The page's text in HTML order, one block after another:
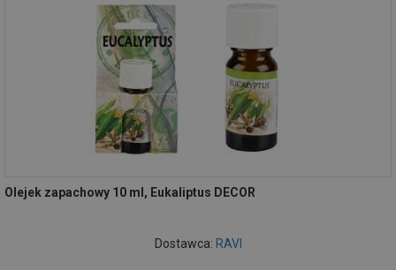
Olejek zapachowy 10 ml, Eukaliptus DECOR
Dostawca: RAVI